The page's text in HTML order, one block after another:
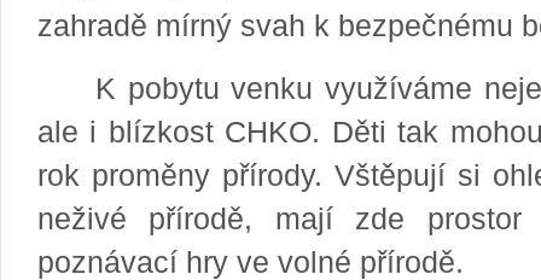
zahradě mírný svah k bezpečnému
K pobytu venku využíváme
ale i blízkost CHKO. Děti tak
rok proměny přírody. Vštěpují si
neživé přírodě, mají zde prostor
poznávací hry ve volné přírodě.